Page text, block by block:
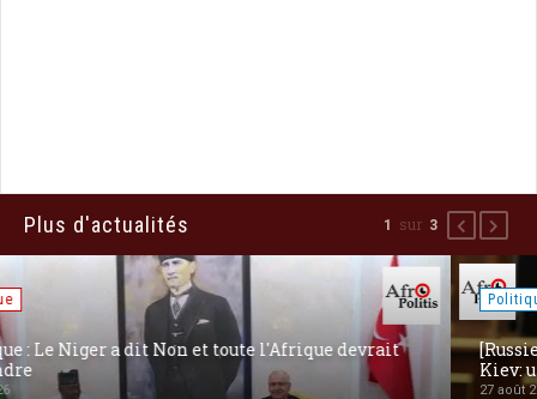
Plus d'actualités
[Russie] Poutine dit « Niet ! » à une frappe Oreshnik sur
Kiev: un choix pour la paix ?
27 août 2025
2 sur 3 Précédent